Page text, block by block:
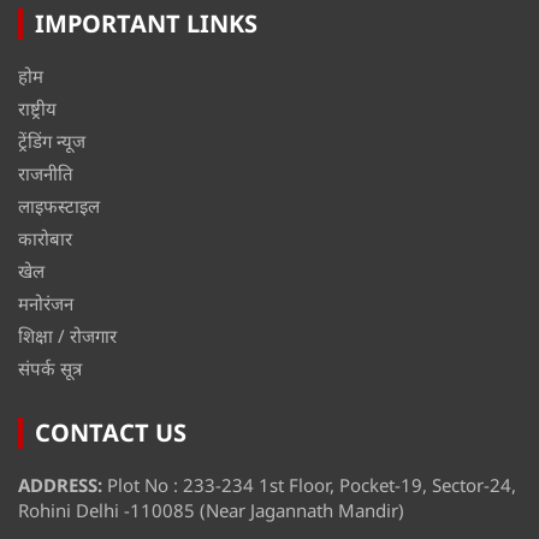
IMPORTANT LINKS
होम
राष्ट्रीय
ट्रेंडिंग न्यूज
राजनीति
लाइफस्टाइल
कारोबार
खेल
मनोरंजन
शिक्षा / रोजगार
संपर्क सूत्र
CONTACT US
ADDRESS: Plot No : 233-234 1st Floor, Pocket-19, Sector-24,
Rohini Delhi -110085 (Near Jagannath Mandir)